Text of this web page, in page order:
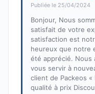
Publiée le 25/04/2024
Bonjour, Nous
satisfait de votre
satisfaction est
heureux que notre
été apprécié. Nous
vous servir à
client de Packeos «
qualité à prix